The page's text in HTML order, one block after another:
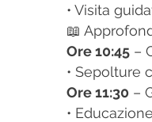
• Visita
📖
Ore 10:45 –
• Sepolture
Ore 11:30 –
•